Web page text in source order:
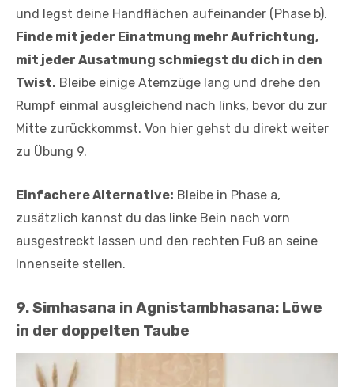
und legst deine Handflächen aufeinander (Phase b).
Finde mit jeder Einatmung mehr Aufrichtung,
mit jeder Ausatmung schmiegst du dich in den
Twist. Bleibe einige Atemzüge lang und drehe den
Rumpf einmal ausgleichend nach links, bevor du zur
Mitte zurückkommst. Von hier gehst du direkt weiter
zu Übung 9.
Einfachere Alternative: Bleibe in Phase a,
zusätzlich kannst du das linke Bein nach vorn
ausgestreckt lassen und den rechten Fuß an seine
Innenseite stellen.
9. Simhasana in Agnistambhasana: Löwe
in der doppelten Taube